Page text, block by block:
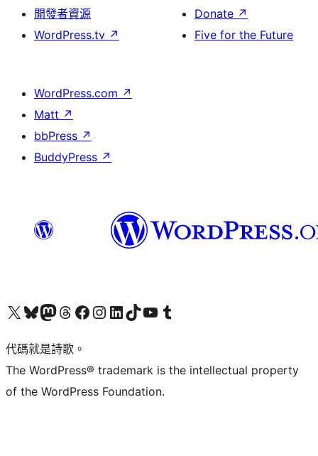
開發者資源
WordPress.tv ↗
Donate ↗
Five for the Future
WordPress.com ↗
Matt ↗
bbPress ↗
BuddyPress ↗
Visit our X (formerly Twitter) account
Visit our Bluesky account
Visit our Mastodon account
Visit our Threads account
訪問我們的 Facebook 專頁Visit our Instagram account
Visit our LinkedIn account
Visit our TikTok account
Visit our YouTube channel
Visit our Tumblr account
代碼就是詩歌。
The WordPress® trademark is the intellectual property
of the WordPress Foundation.